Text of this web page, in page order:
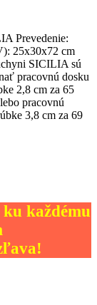
Prevedenie:
25x30x72 cm
SICILIA sú
pracovnú dosku
2,8 cm za 65
pracovnú
3,8 cm za 69
každému